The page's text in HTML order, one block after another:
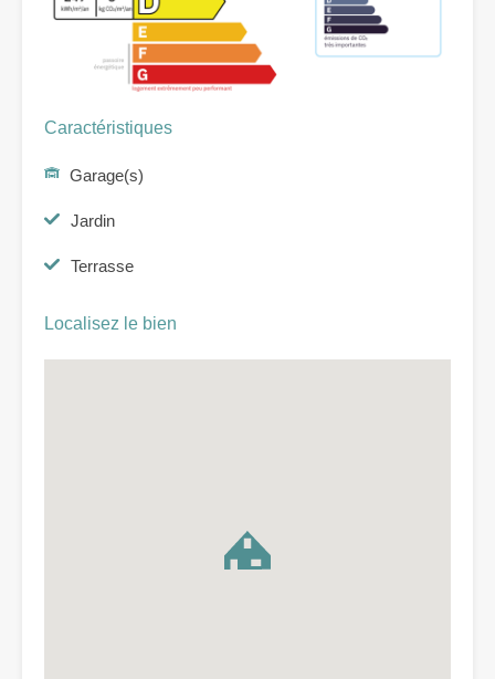
Caractéristiques
Garage(s)
Jardin
Terrasse
Localisez le bien